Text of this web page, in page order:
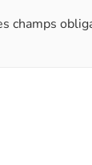
champs